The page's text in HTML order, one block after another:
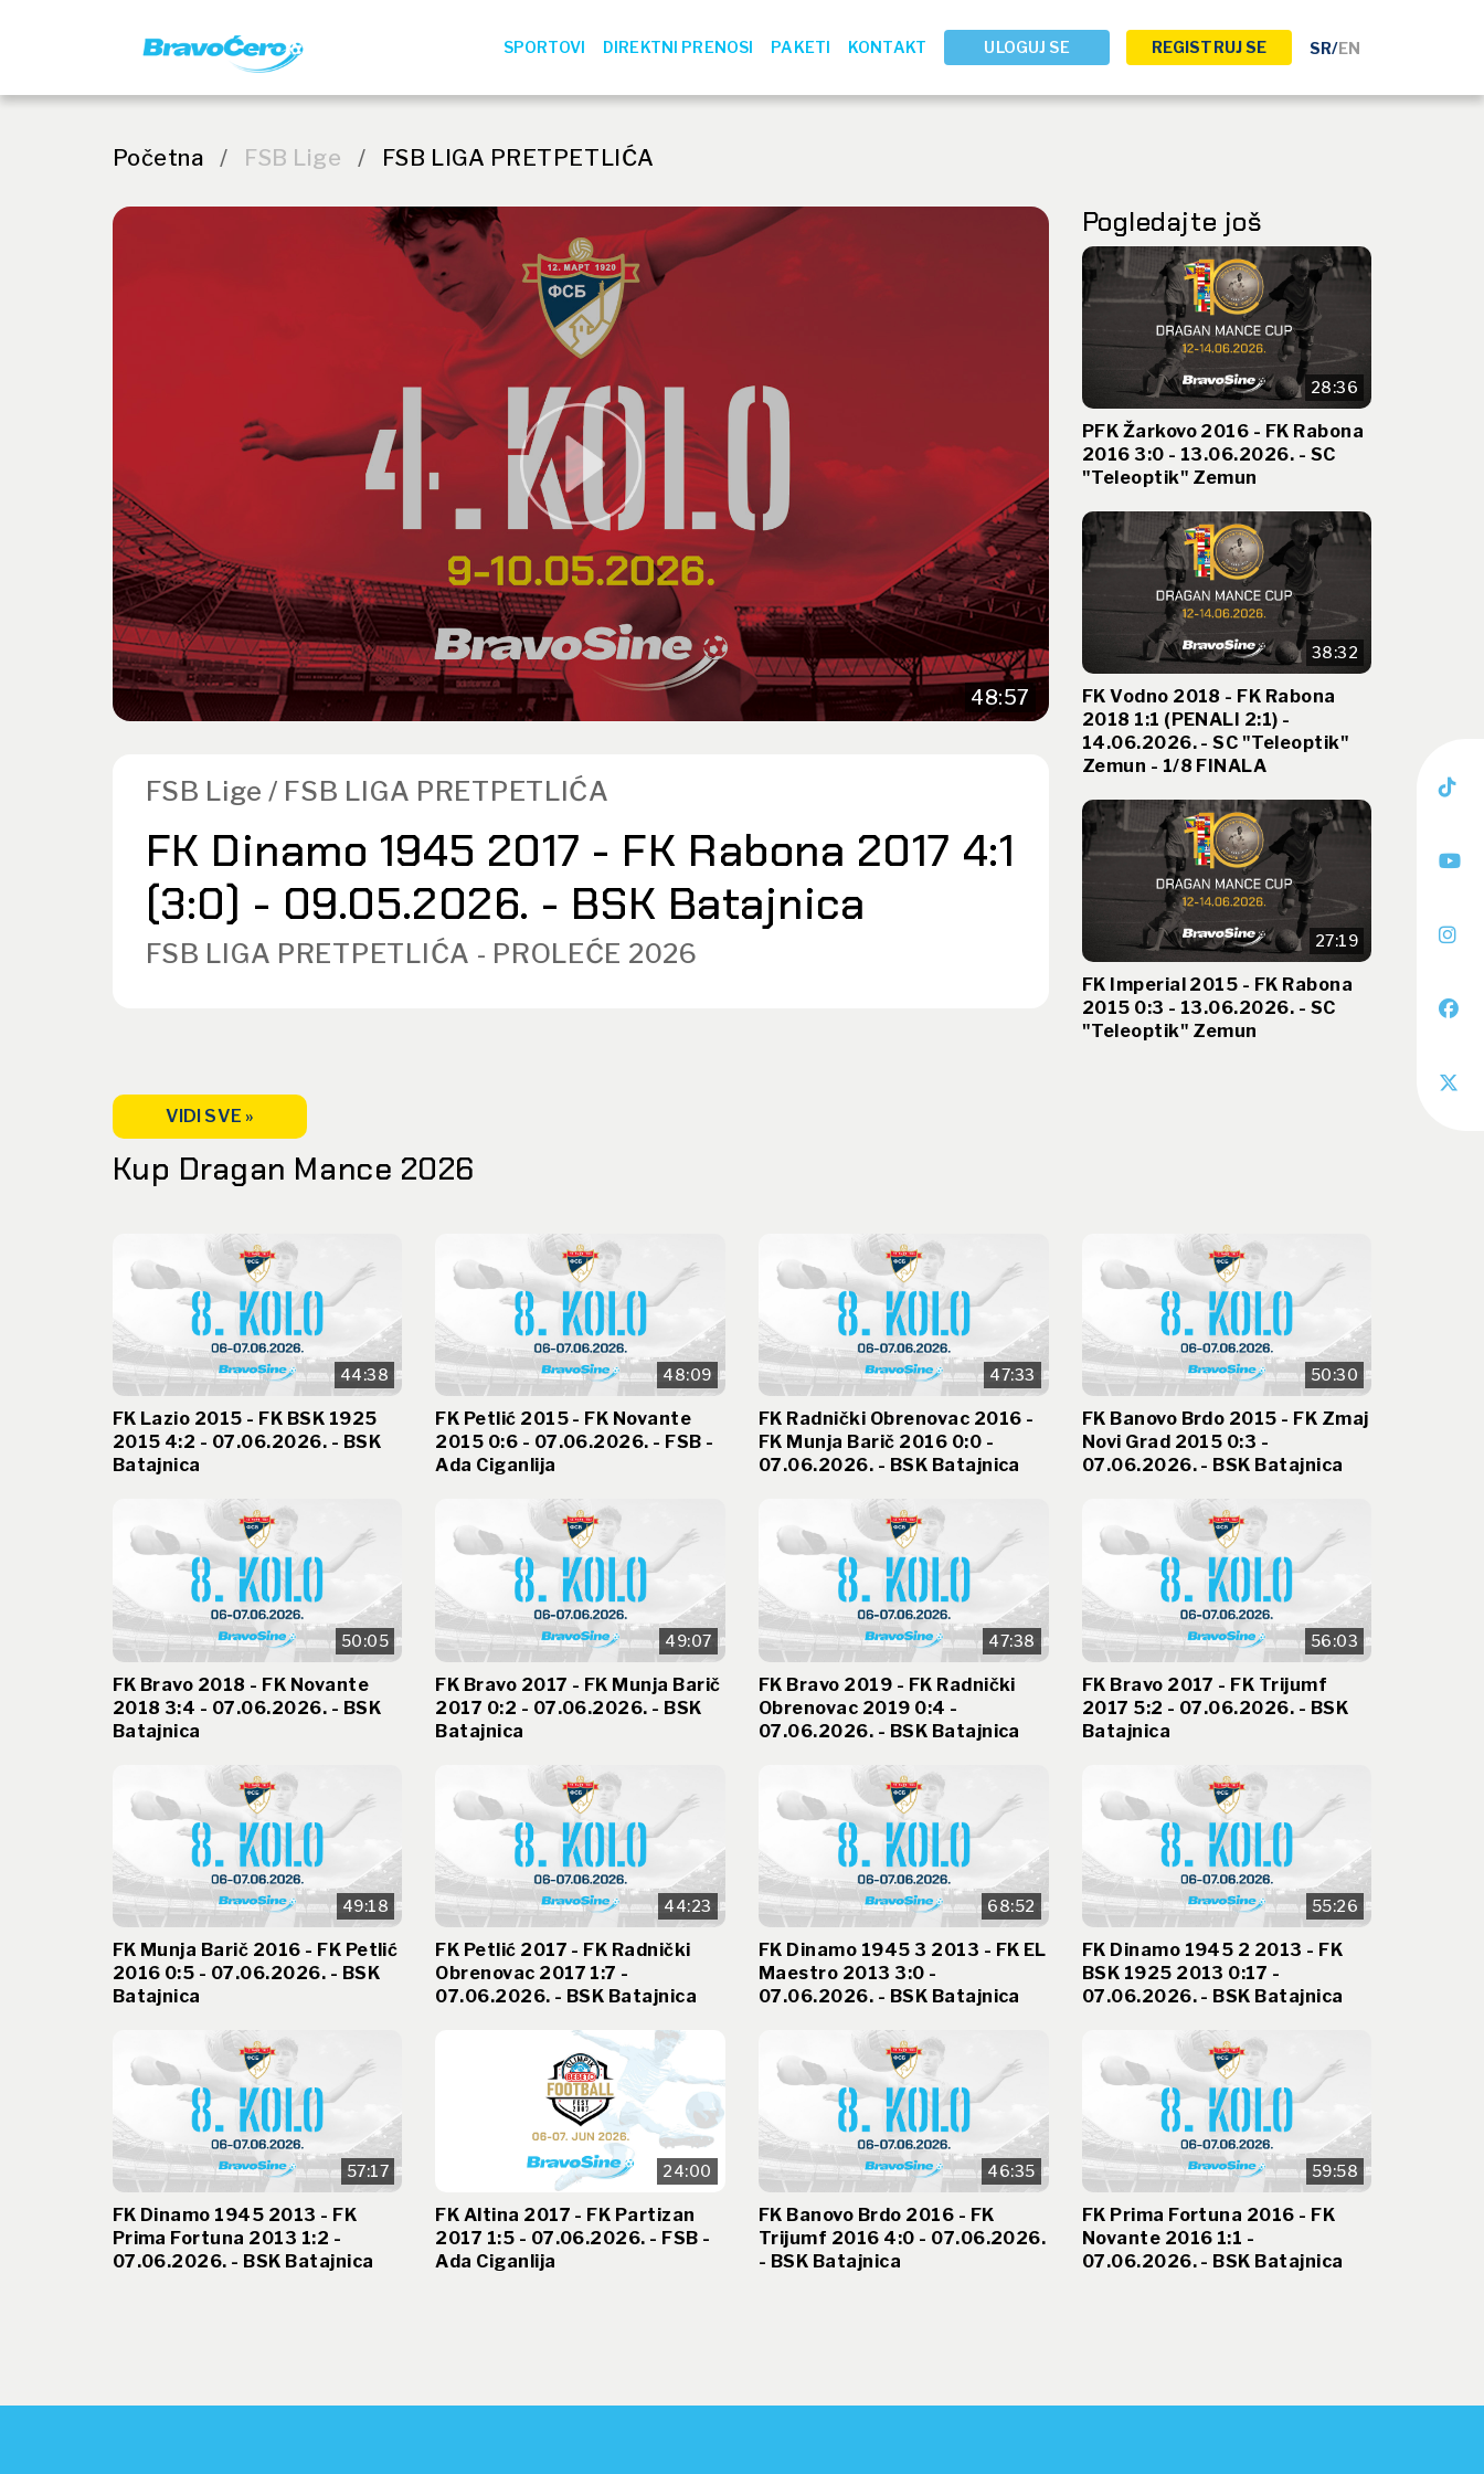
SPORTOVI DIREKTNI PRENOSI PAKETI KONTAKT ULOGUJ SE REGISTRUJ SE SR/EN
Početna / FSB Lige / FSB LIGA PRETPETLIĆA
48:57
FSB Lige / FSB LIGA PRETPETLIĆA
FK Dinamo 1945 2017 - FK Rabona 2017 4:1
(3:0) - 09.05.2026. - BSK Batajnica
FSB LIGA PRETPETLIĆA - PROLEĆE 2026
Pogledajte još
28:36
PFK Žarkovo 2016 - FK Rabona
2016 3:0 - 13.06.2026. - SC
"Teleoptik" Zemun
38:32
FK Vodno 2018 - FK Rabona
2018 1:1 (PENALI 2:1) -
14.06.2026. - SC "Teleoptik"
Zemun - 1/8 FINALA
27:19
FK Imperial 2015 - FK Rabona
2015 0:3 - 13.06.2026. - SC
"Teleoptik" Zemun
VIDI SVE »
Kup Dragan Mance 2026
44:38
FK Lazio 2015 - FK BSK 1925
2015 4:2 - 07.06.2026. - BSK
Batajnica
48:09
FK Petlić 2015 - FK Novante
2015 0:6 - 07.06.2026. - FSB -
Ada Ciganlija
47:33
FK Radnički Obrenovac 2016 -
FK Munja Barič 2016 0:0 -
07.06.2026. - BSK Batajnica
50:30
FK Banovo Brdo 2015 - FK Zmaj
Novi Grad 2015 0:3 -
07.06.2026. - BSK Batajnica
50:05
FK Bravo 2018 - FK Novante
2018 3:4 - 07.06.2026. - BSK
Batajnica
49:07
FK Bravo 2017 - FK Munja Barič
2017 0:2 - 07.06.2026. - BSK
Batajnica
47:38
FK Bravo 2019 - FK Radnički
Obrenovac 2019 0:4 -
07.06.2026. - BSK Batajnica
56:03
FK Bravo 2017 - FK Trijumf
2017 5:2 - 07.06.2026. - BSK
Batajnica
49:18
FK Munja Barič 2016 - FK Petlić
2016 0:5 - 07.06.2026. - BSK
Batajnica
44:23
FK Petlić 2017 - FK Radnički
Obrenovac 2017 1:7 -
07.06.2026. - BSK Batajnica
68:52
FK Dinamo 1945 3 2013 - FK EL
Maestro 2013 3:0 -
07.06.2026. - BSK Batajnica
55:26
FK Dinamo 1945 2 2013 - FK
BSK 1925 2013 0:17 -
07.06.2026. - BSK Batajnica
57:17
FK Dinamo 1945 2013 - FK
Prima Fortuna 2013 1:2 -
07.06.2026. - BSK Batajnica
24:00
FK Altina 2017 - FK Partizan
2017 1:5 - 07.06.2026. - FSB -
Ada Ciganlija
46:35
FK Banovo Brdo 2016 - FK
Trijumf 2016 4:0 - 07.06.2026.
- BSK Batajnica
59:58
FK Prima Fortuna 2016 - FK
Novante 2016 1:1 -
07.06.2026. - BSK Batajnica